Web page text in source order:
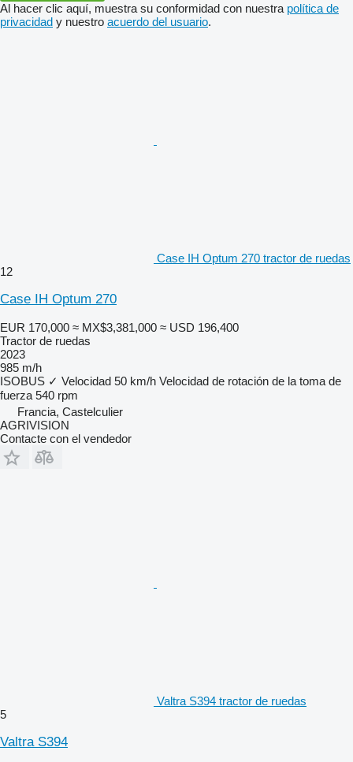
Al hacer clic aquí, muestra su conformidad con nuestra política de
privacidad y nuestro acuerdo del usuario.
Case IH Optum 270 tractor de ruedas
12
Case IH Optum 270
EUR 170,000 ≈ MX$3,381,000 ≈ USD 196,400
Tractor de ruedas
2023
985 m/h
ISOBUS ✓ Velocidad 50 km/h Velocidad de rotación de la toma de
fuerza 540 rpm
Francia, Castelculier
AGRIVISION
Contacte con el vendedor
Valtra S394 tractor de ruedas
5
Valtra S394